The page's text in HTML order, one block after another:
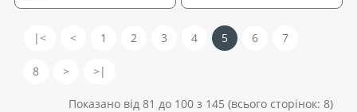
|< < 1 2 3 4 5 6 7
8 > >|
Показано від 81 до 100 з 145 (всього сторінок: 8)